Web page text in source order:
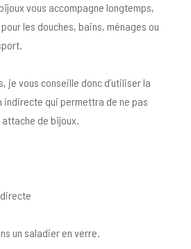
vous accompagne longtemps,
pour les douches, bains, ménages ou
je vous conseille donc d’utiliser la
qui permettra de ne pas
de bijoux.
un saladier en verre.